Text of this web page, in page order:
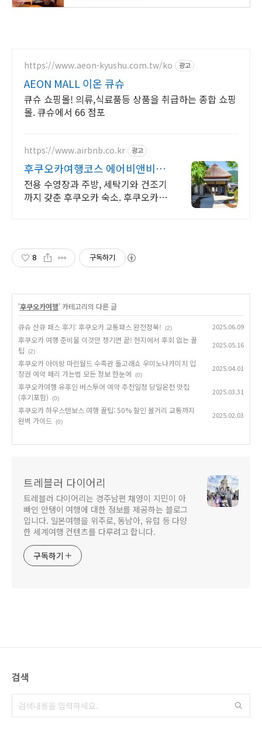
https://www.aeon-kyushu.com.tw/ko 광고
AEON MALL 이온 큐슈
큐슈 쇼핑몰! 의류,식료품등 상품을 취급하는 종합 쇼핑
몰. 큐슈에서 66 점포
https://www.airbnb.co.kr 광고
후쿠오카여행코스 에어비앤비 후
쿠오카여행도 우리집처럼
전용 수영장과 주방, 세탁기와 건조기
까지 갖춘 후쿠오카 숙소. 후쿠오카여
8 구독하기
'후쿠오카여행' 카테고리의 다른 글
큐슈 산큐 패스 후기: 후쿠오카 교통패스 완전정복! (2) 2025.06.09
후쿠오카 여행 준비물 이것만 챙기면 끝! 현지에서 후회 없는 꿀
팁
(2)
2025.05.16
후쿠오카 아이랑 마린월드 수족관 돌고래쇼 우미노나카미치 입
장권 예약 페리 가는법 모든 정보 한눈에
(0)
2025.04.01
후쿠오카여행 유후인 버스투어 예약 추천일정 당일온천 맛집
(후기포함)
(0)
2025.03.31
후쿠오카 하우스텐보스 여행 꿀팁: 50% 할인 볼거리 교통까지
완벽 가이드
(0)
2025.02.03
트레블러 다이어리
트레블러 다이어리는 경주남편 채영이 지민이 아
빠인 안탱이 여행에 대한 정보를 제공하는 블로그
입니다. 일본여행을 위주로, 동남아, 유럽 등 다양
한 세계여행 컨텐츠를 다루려고 합니다.
구독하기
검색